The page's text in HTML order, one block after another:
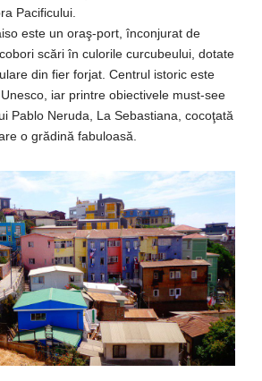
Pacificului.
este un oraş-port, înconjurat de
scări în culorile curcubeului, dotate
din fier forjat. Centrul istoric este
iar printre obiectivele must-see
Pablo Neruda, La Sebastiana, cocoţată
o grădină fabuloasă.